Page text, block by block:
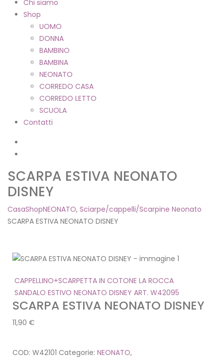
Chi siamo
Shop
UOMO
DONNA
BAMBINO
BAMBINA
NEONATO
CORREDO CASA
CORREDO LETTO
SCUOLA
Contatti
SCARPA ESTIVA NEONATO
DISNEY
CasaShopNEONATO, Sciarpe/cappelli/Scarpine Neonato
SCARPA ESTIVA NEONATO DISNEY
CAPPELLINO+SCARPETTA IN COTONE LA ROCCA
SANDALO ESTIVO NEONATO DISNEY ART. W42095
SCARPA ESTIVA NEONATO DISNEY
11,90 €
COD: W42101 Categorie: NEONATO,